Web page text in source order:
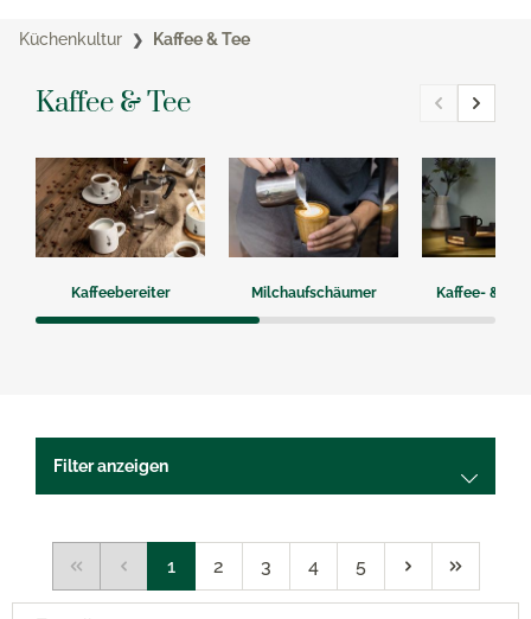
Küchenkultur Kaffee & Tee
Kaffee & Tee
Kaffeebereiter Milchaufschäumer Kaffee- &
Filter anzeigen
1 2 3 4 5